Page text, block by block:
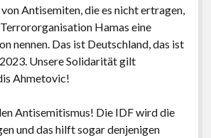
Antisemiten, die es nicht ertragen,
Hamas eine
nennen. Das ist Deutschland, das ist
Unsere Solidarität gilt
Ahmetovic!
Antisemitismus! Die IDF wird die
und das hilft sogar denjenigen